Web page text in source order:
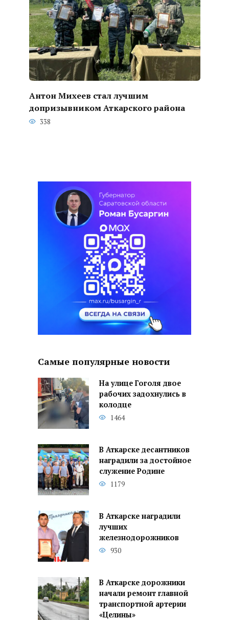
Антон Михеев стал лучшим
допризывником Аткарского района
338
Самые популярные новости
На улице Гоголя двое
рабочих задохнулись в
колодце
1464
В Аткарске десантников
наградили за достойное
служение Родине
1179
В Аткарске наградили
лучших
железнодорожников
930
В Аткарске дорожники
начали ремонт главной
транспортной артерии
«Целины»